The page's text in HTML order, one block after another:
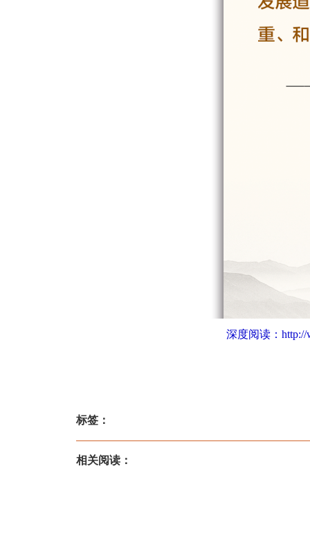
深度阅读： http://
标签：
相关阅读：